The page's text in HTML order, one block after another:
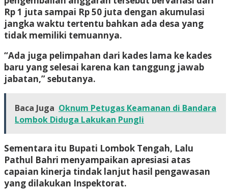
Rp 1 juta sampai Rp 50 juta dengan akumulasi
jangka waktu tertentu bahkan ada desa yang
tidak memiliki temuannya.
“Ada juga pelimpahan dari kades lama ke kades
baru yang selesai karena kan tanggung jawab
jabatan,” sebutanya.
Baca Juga Oknum Petugas Keamanan di Bandara
Lombok Diduga Lakukan Pungli
Sementara itu Bupati Lombok Tengah, Lalu
Pathul Bahri menyampaikan apresiasi atas
capaian kinerja tindak lanjut hasil pengawasan
yang dilakukan Inspektorat.